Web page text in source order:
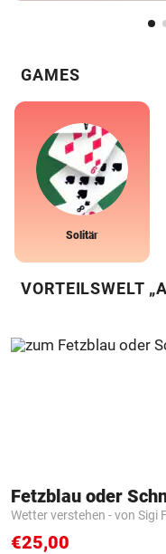
GAMES
Solitär
VORTEILSWELT
Fetzblau oder
Wetter verstehen - von Sigi
€25,00